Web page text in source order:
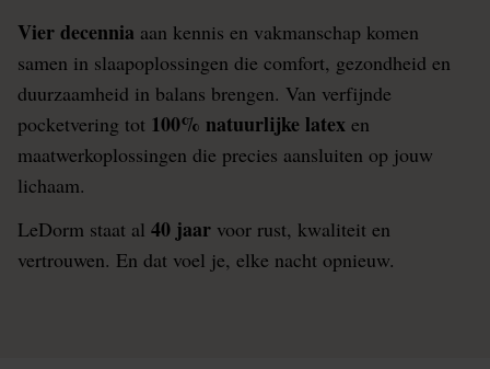
Vier decennia aan kennis en vakmanschap komen
samen in slaapoplossingen die comfort, gezondheid en
duurzaamheid in balans brengen. Van verfijnde
pocketvering tot 100% natuurlijke latex en
maatwerkoplossingen die precies aansluiten op jouw
lichaam.
LeDorm staat al 40 jaar voor rust, kwaliteit en
vertrouwen. En dat voel je, elke nacht opnieuw.